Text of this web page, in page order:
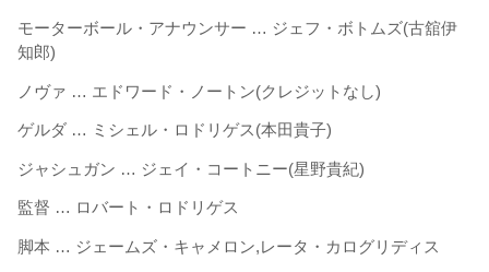
モーターボール・アナウンサー … ジェフ・ボトムズ(古舘伊
知郎)
ノヴァ … エドワード・ノートン(クレジットなし)
ゲルダ … ミシェル・ロドリゲス(本田貴子)
ジャシュガン … ジェイ・コートニー(星野貴紀)
監督 … ロバート・ロドリゲス
脚本 … ジェームズ・キャメロン,レータ・カログリディス